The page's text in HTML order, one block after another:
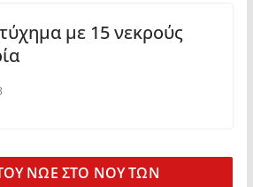
με 15 νεκρούς
ΝΩΕ ΣΤΟ ΝΟΥ ΤΩΝ